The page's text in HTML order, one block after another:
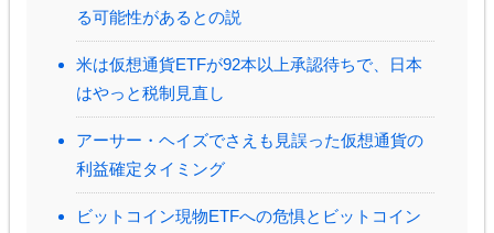
る可能性があるとの説
米は仮想通貨ETFが92本以上承認待ちで、日本
はやっと税制見直し
アーサー・ヘイズでさえも見誤った仮想通貨の
利益確定タイミング
ビットコイン現物ETFへの危惧とビットコイン